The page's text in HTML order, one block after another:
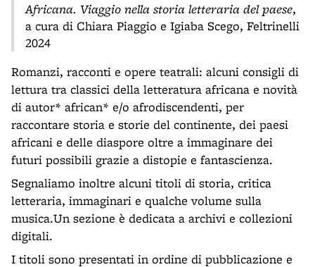
Africana. Viaggio nella storia letteraria del paese,
a cura di Chiara Piaggio e Igiaba Scego, Feltrinelli
2024
Romanzi, racconti e opere teatrali: alcuni consigli di
lettura tra classici della letteratura africana e novità
di autor* african* e/o afrodiscendenti, per
raccontare storia e storie del continente, dei paesi
africani e delle diaspore oltre a immaginare dei
futuri possibili grazie a distopie e fantascienza.
Segnaliamo inoltre alcuni titoli di storia, critica
letteraria, immaginari e qualche volume sulla
musica.Un sezione è dedicata a archivi e collezioni
digitali.
I titoli sono presentati in ordine di pubblicazione e